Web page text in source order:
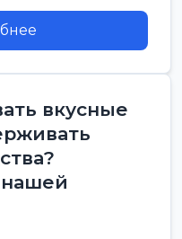
вкусные